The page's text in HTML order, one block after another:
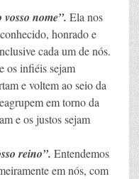
nome”. Ela nos
honrado e
cada um de nós.
os infiéis sejam
e voltem ao seio da
em torno da
e os justos sejam
reino”. Entendemos
em nós, com